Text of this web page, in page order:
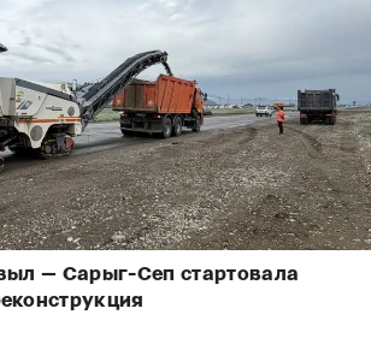
— Сарыг-Сеп стартовала